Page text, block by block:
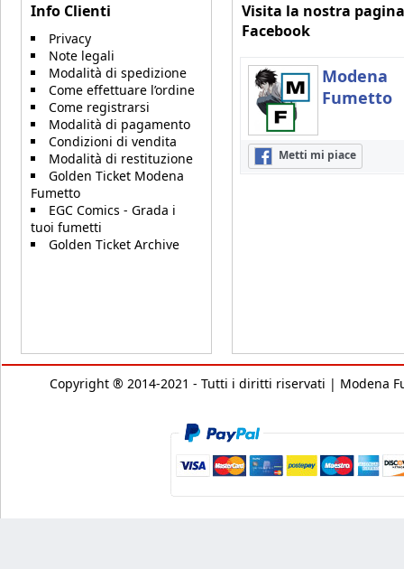
Info Clienti
Privacy
Note legali
Modalità di spedizione
Come effettuare l’ordine
Come registrarsi
Modalità di pagamento
Condizioni di vendita
Modalità di restituzione
Golden Ticket Modena
Fumetto
EGC Comics - Grada i
tuoi fumetti
Golden Ticket Archive
Visita la nostra pagina
Facebook
Modena
Fumetto
Metti mi piace
Copyright ® 2014-2021 - Tutti i diritti riservati | Modena